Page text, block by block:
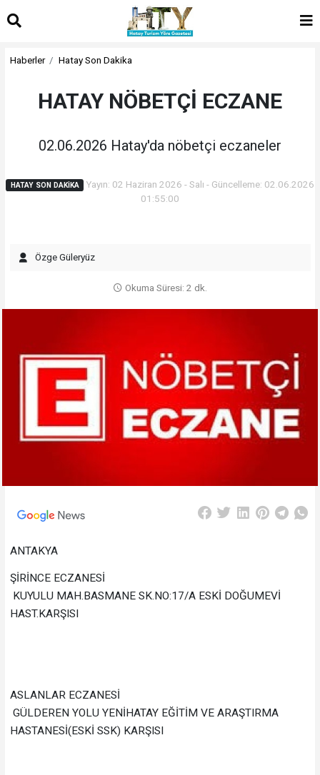
Haberler Hatay Son Dakika
HATAY NÖBETÇİ ECZANE
02.06.2026 Hatay'da nöbetçi eczaneler
HATAY SON DAKIKA
Yayın: 02 Haziran 2026 - Salı - Güncelleme: 02.06.2026
01:55:00
Özge Güleryüz
Okuma Süresi: 2 dk.
ANTAKYA
ŞİRİNCE ECZANESİ
KUYULU MAH.BASMANE SK.NO:17/A ESKİ DOĞUMEVİ
HAST.KARŞISI
ASLANLAR ECZANESİ
GÜLDEREN YOLU YENİHATAY EĞİTİM VE ARAŞTIRMA
HASTANESİ(ESKİ SSK) KARŞISI